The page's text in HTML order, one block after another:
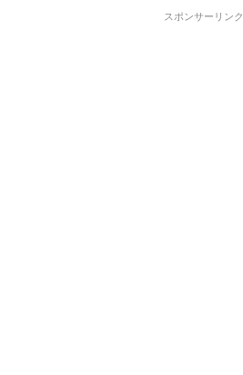
スポンサーリンク